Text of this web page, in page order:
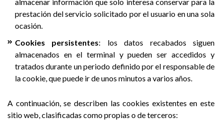
prestación del servicio solicitado por el usuario en una sola
ocasión.
Cookies persistentes: los datos recabados siguen
almacenados en el terminal y pueden ser accedidos y
tratados durante un periodo definido por el responsable de
la cookie, que puede ir de unos minutos a varios años.
A continuación, se describen las cookies existentes en este
sitio web, clasificadas como propias o de terceros: